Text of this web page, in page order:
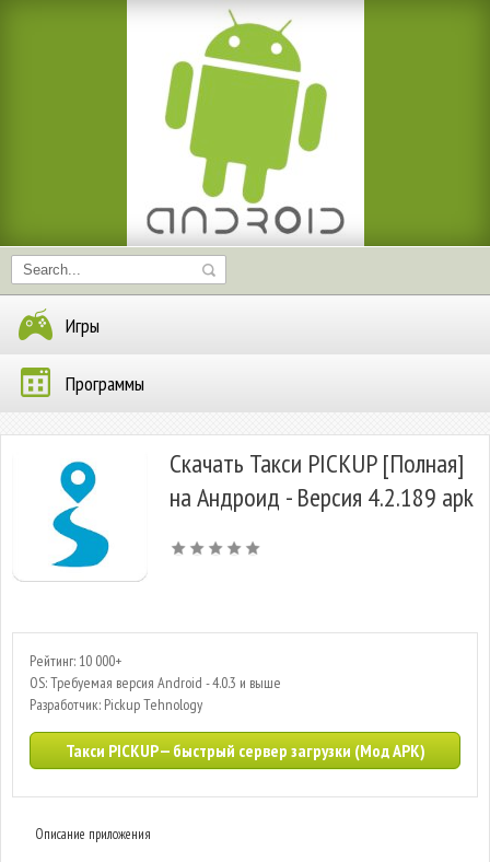
Игры
Программы
Скачать Такси PICKUP [Полная]
на Андроид - Версия 4.2.189 apk
Рейтинг: 10 000+
OS: Требуемая версия Android - 4.0.3 и выше
Разработчик: Pickup Tehnology
Такси PICKUP — быстрый сервер загрузки (Мод APK)
Описание приложения